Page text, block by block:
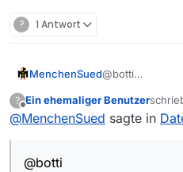
? 1 Antwort
MenchenSued@botti
titel:janos~
?
Offline
Ein ehemaliger Benutzer
@MenchenSued sagte in
@botti